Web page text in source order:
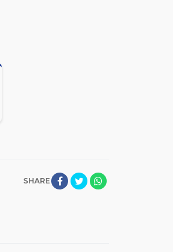
SHARE